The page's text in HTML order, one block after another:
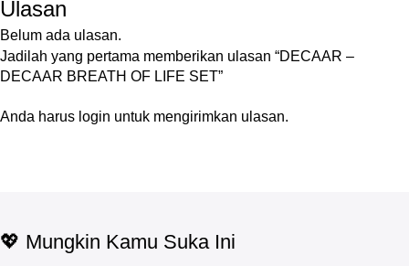
Ulasan
Belum ada ulasan.
Jadilah yang pertama memberikan ulasan “DECAAR –
DECAAR BREATH OF LIFE SET”
Anda harus login untuk mengirimkan ulasan.
💖 Mungkin Kamu Suka Ini